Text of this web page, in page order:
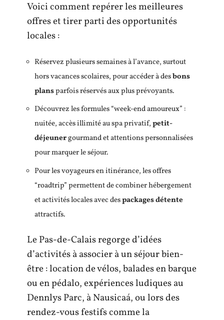
Voici comment repérer les meilleures
offres et tirer parti des opportunités
locales :
Réservez plusieurs semaines à l’avance, surtout
hors vacances scolaires, pour accéder à desbons
plansparfois réservés aux plus prévoyants.
Découvrez les formules “week-end amoureux” :
nuitée, accès illimité au spa privatif,petit-
déjeunergourmand et attentions personnalisées
pour marquer le séjour.
Pour les voyageurs en itinérance, les offres
“roadtrip” permettent de combiner hébergement
et activités locales avec despackages détente
attractifs.
Le Pas-de-Calais regorge d’idées
d’activités à associer à un séjour bien-
être : location de vélos, balades en barque
ou en pédalo, expériences ludiques au
Dennlys Parc, à Nausicaá, ou lors des
rendez-vous festifs comme la